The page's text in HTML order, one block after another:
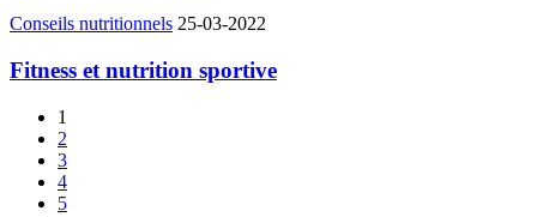
Conseils nutritionnels 25-03-2022
Fitness et nutrition sportive
1
2
3
4
5